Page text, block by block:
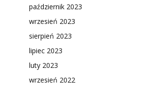
październik 2023
wrzesień 2023
sierpień 2023
lipiec 2023
luty 2023
wrzesień 2022